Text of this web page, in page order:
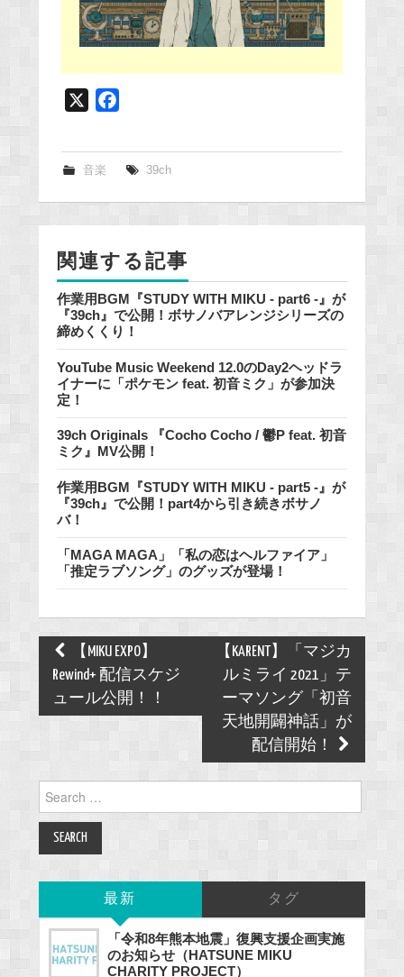
e
k
音楽 39ch
関連する記事
作業用BGM『STUDY WITH MIKU - part6 -』が
『39ch』で公開！ボサノバアレンジシリーズの
締めくくり！
YouTube Music Weekend 12.0のDay2ヘッドラ
イナーに「ポケモン feat. 初音ミク」が参加決
定！
39ch Originals 『Cocho Cocho / 鬱P feat. 初音
ミク』MV公開！
作業用BGM『STUDY WITH MIKU - part5 -』が
『39ch』で公開！part4から引き続きボサノ
バ！
「MAGA MAGA」「私の恋はヘルファイア」
「推定ラブソング」のグッズが登場！
Post
navigation
【MIKU EXPO】
Rewind+ 配信スケジ
ュール公開！！
【KARENT】「マジカ
ルミライ 2021」テ
ーマソング「初音
天地開闢神話」が
配信開始！
for:
最新 タグ
「令和8年熊本地震」復興支援企画実施
のお知らせ（HATSUNE MIKU
CHARITY PROJECT）